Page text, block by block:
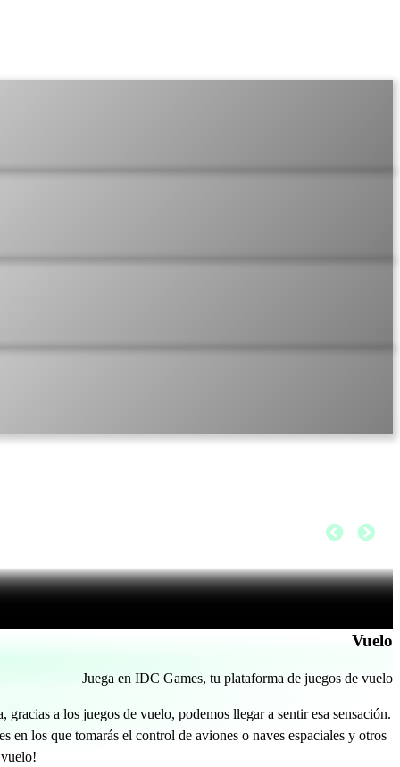
Vuelo
Juega en IDC Games, tu plataforma de juegos de vuelo
a los juegos de vuelo, podemos llegar a sentir esa sensación.
en los que tomarás el control de aviones o naves espaciales y otros